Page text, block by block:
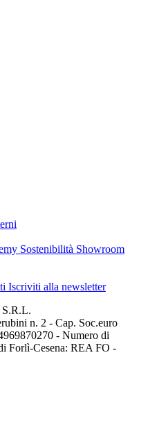
Sostenibilità Showroom
Iscriviti alla newsletter
n. 2 - Cap. Soc.euro
- Numero di
Forlì-Cesena: REA FO -